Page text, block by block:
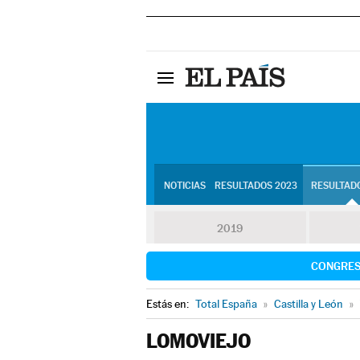
NOTICIAS RESULTADOS 2023
2019
Estás en: Total España » Castilla y León »
LOMOVIEJO